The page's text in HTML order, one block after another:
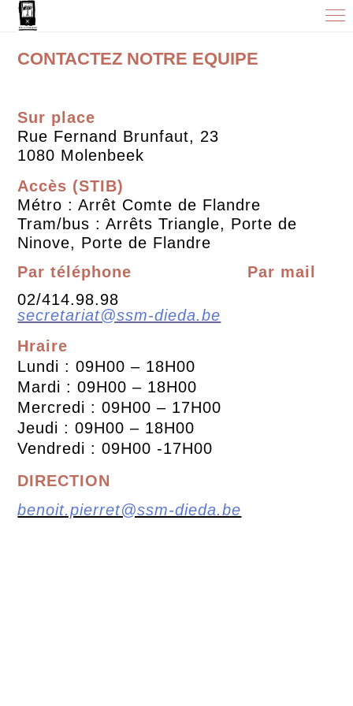
CONTACTEZ NOTRE EQUIPE
Sur place
Rue Fernand Brunfaut, 23
1080 Molenbeek
Accès (STIB)
Métro : Arrêt Comte de Flandre
Tram/bus : Arrêts Triangle, Porte de
Ninove, Porte de Flandre
Par téléphone
Par mail
02/414.98.98
secretariat@ssm-dieda.be
Hraire
Lundi : 09H00 – 18H00
Mardi : 09H00 – 18H00
Mercredi : 09H00 – 17H00
Jeudi : 09H00 – 18H00
Vendredi : 09H00 -17H00
DIRECTION
benoit.pierret@ssm-dieda.be